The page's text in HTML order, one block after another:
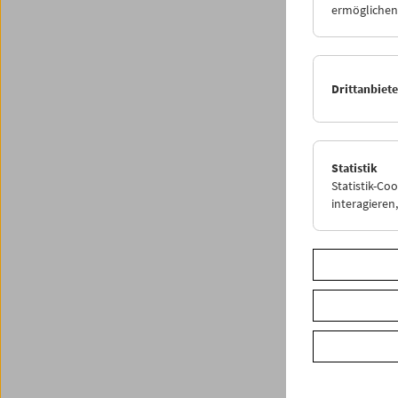
Edith
hatte,
war
Die
ist
von
Statistik
Statistik-